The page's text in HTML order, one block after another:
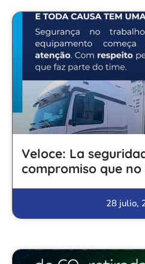
Veloce: La
compromiso que no
28 julio,